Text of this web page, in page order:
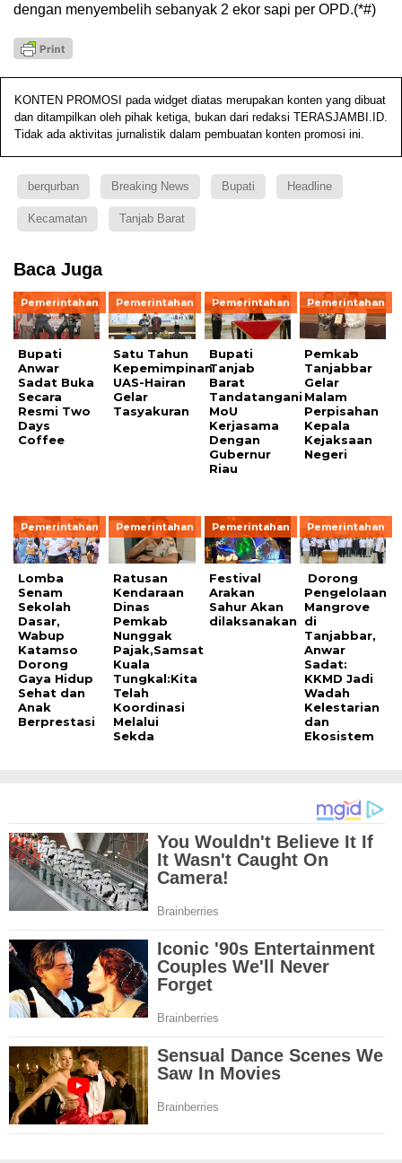
dengan menyembelih sebanyak 2 ekor sapi per OPD.(*#)
KONTEN PROMOSI pada widget diatas merupakan konten yang dibuat
dan ditampilkan oleh pihak ketiga, bukan dari redaksi TERASJAMBI.ID.
Tidak ada aktivitas jurnalistik dalam pembuatan konten promosi ini.
berqurban Breaking News Bupati Headline
Kecamatan Tanjab Barat
Baca Juga
Pemerintahan
Bupati
Anwar
Sadat Buka
Secara
Resmi Two
Days
Coffee
Pemerintahan
Satu Tahun
Kepemimpinan
UAS-Hairan
Gelar
Tasyakuran
Pemerintahan
Bupati
Tanjab
Barat
Tandatangani
MoU
Kerjasama
Dengan
Gubernur
Riau
Pemerintahan
Pemkab
Tanjabbar
Gelar
Malam
Perpisahan
Kepala
Kejaksaan
Negeri
Pemerintahan
Lomba
Senam
Sekolah
Dasar,
Wabup
Katamso
Dorong
Gaya Hidup
Sehat dan
Anak
Berprestasi
Pemerintahan
Ratusan
Kendaraan
Dinas
Pemkab
Nunggak
Pajak,Samsat
Kuala
Tungkal:Kita
Telah
Koordinasi
Melalui
Sekda
Pemerintahan
Festival
Arakan
Sahur Akan
dilaksanakan
Pemerintahan
Dorong
Pengelolaan
Mangrove
di
Tanjabbar,
Anwar
Sadat:
KKMD Jadi
Wadah
Kelestarian
dan
Ekosistem